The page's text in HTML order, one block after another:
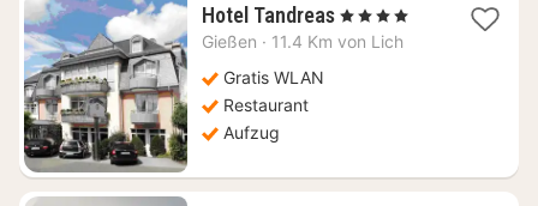
Hotel Tandreas1
Nacht
, 4 Sterne
Gießen · 11.4 Km von Lich
Gratis WLAN
Restaurant
Aufzug